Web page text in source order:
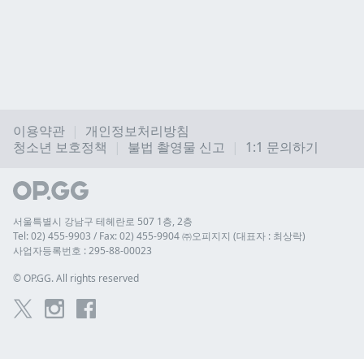
이용약관
개인정보처리방침
청소년 보호정책
불법 촬영물 신고 1:1 문의하기
서울특별시 강남구 테헤란로 507 1층, 2층
Tel: 02) 455-9903 / Fax: 02) 455-9904 ㈜오피지지 (대표자 : 최상락)
사업자등록번호 : 295-88-00023
© OP.GG. All rights reserved